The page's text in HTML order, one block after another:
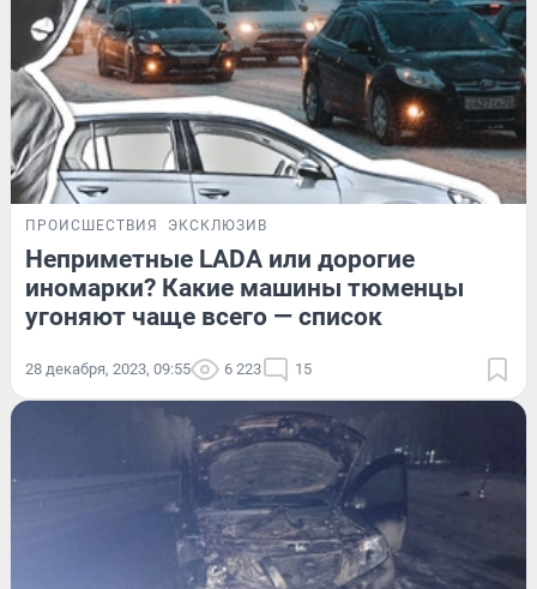
ПРОИСШЕСТВИЯ ЭКСКЛЮЗИВ
Неприметные LADA или дорогие
иномарки? Какие машины тюменцы
угоняют чаще всего — список
28 декабря, 2023, 09:55 6 223 15